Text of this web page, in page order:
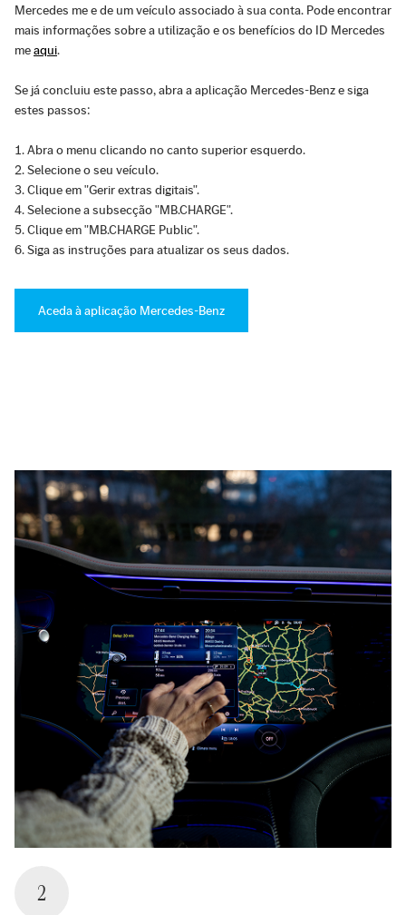
Mercedes me e de um veículo associado à sua conta. Pode encontrar
mais informações sobre a utilização e os benefícios do ID Mercedes
meaqui.
Se já concluiu este passo, abra a aplicação Mercedes-Benz e siga
estes passos:
Abra o menu clicando no canto superior esquerdo.
Selecione o seu veículo.
Clique em "Gerir extras digitais".
Selecione a subsecção "MB.CHARGE".
Clique em "MB.CHARGE Public".
Siga as instruções para atualizar os seus dados.
Aceda à aplicação Mercedes-Benz
2